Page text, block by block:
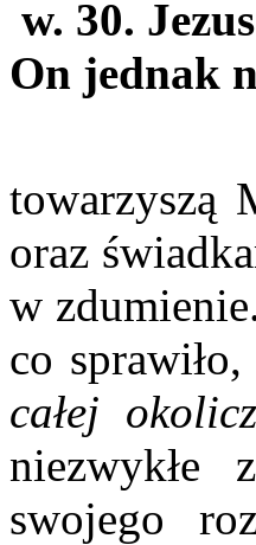
w. 30.
On jednak
Od
towarzyszą
oraz
w
co sprawiło,
całej
niezwykłe
swojego